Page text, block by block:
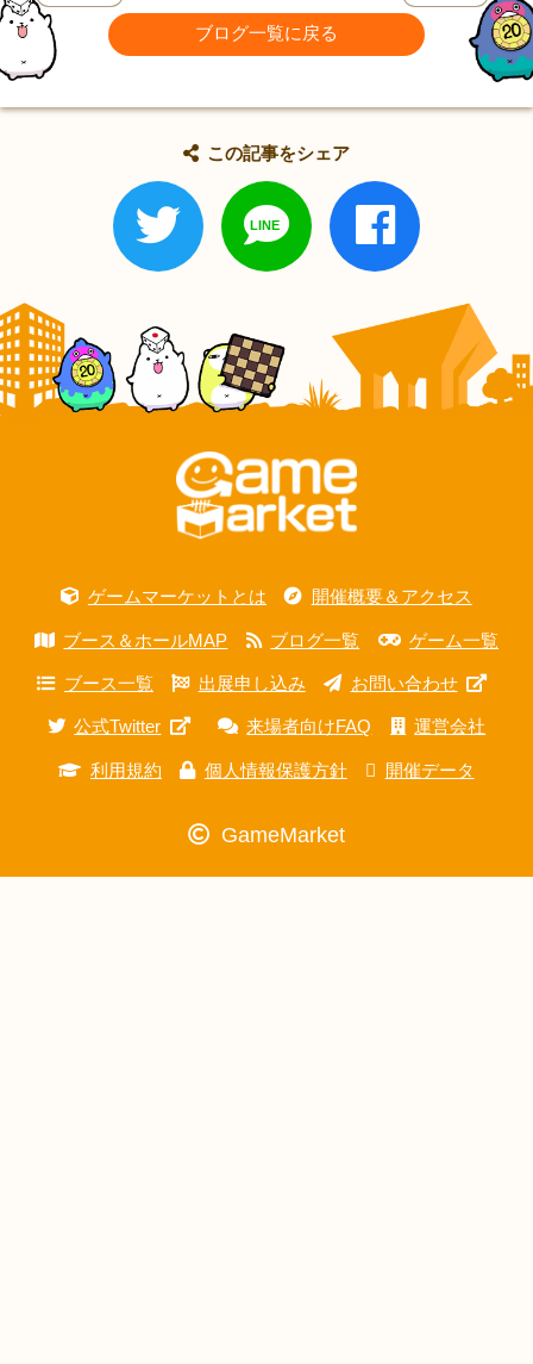
ブログ一覧に戻る
この記事をシェア
ゲームマーケットとは 開催概要＆アクセス
ブース＆ホールMAP ブログ一覧 ゲーム一覧
ブース一覧 出展申し込み お問い合わせ
公式Twitter 来場者向けFAQ 運営会社
利用規約 個人情報保護方針 開催データ
GameMarket